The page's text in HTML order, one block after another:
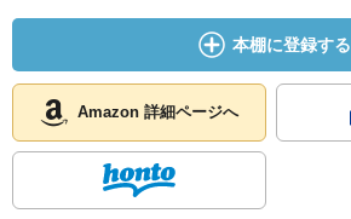
本棚に登録する
Amazon 詳細ページへ